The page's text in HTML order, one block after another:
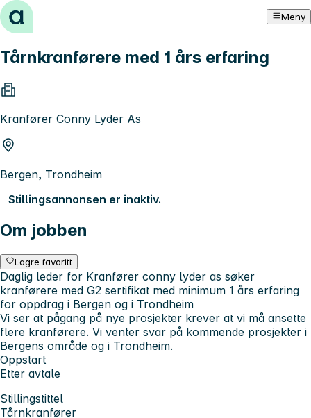
Hopp til innhold Meny
Tårnkranførere med 1 års erfaring
Kranfører Conny Lyder As
Bergen, Trondheim
Stillingsannonsen er inaktiv.
Om jobben
Lagre favoritt
Daglig leder for Kranfører conny lyder as søker
kranførere med G2 sertifikat med minimum 1 års erfaring
for oppdrag i Bergen og i Trondheim
Vi ser at pågang på nye prosjekter krever at vi må ansette
flere kranførere. Vi venter svar på kommende prosjekter i
Bergens område og i Trondheim.
Oppstart
Etter avtale
Stillingstittel
Tårnkranfører